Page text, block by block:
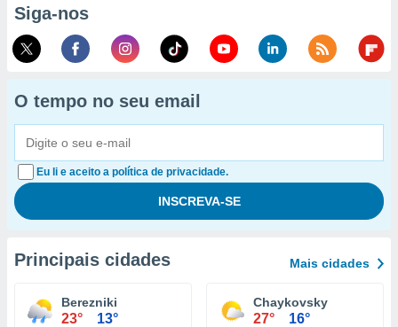
Siga-nos
O tempo no seu email
Eu li e aceito a política de privacidade.
Principais cidades Mais cidades
Berezniki
23° 13°
Chaykovsky
27° 16°